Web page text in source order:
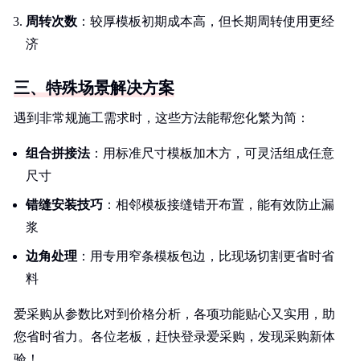
周转次数 ：较厚模板初期成本高，但长期周转使用更经
济
三、特殊场景解决方案
遇到非常规施工需求时，这些方法能帮您化繁为简：
组合拼接法：用标准尺寸模板加木方，可灵活组成任意
尺寸
错缝安装技巧 ：相邻模板接缝错开布置，能有效防止漏
浆
边角处理 ：用专用窄条模板包边，比现场切割更省时省
料
爱采购从参数比对到价格分析，各项功能贴心又实用，助
您省时省力。各位老板，赶快登录爱采购，发现采购新体